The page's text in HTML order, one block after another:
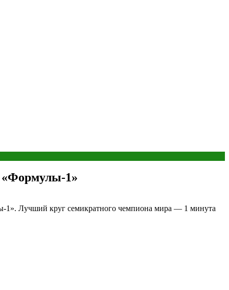
«Формулы‑1»
Лучший круг семикратного чемпиона мира — 1 минута